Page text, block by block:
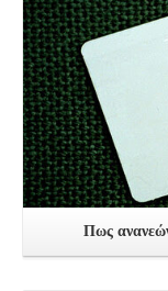
Πως